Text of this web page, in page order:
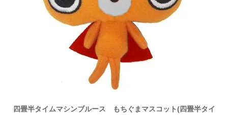
四畳半タイムマシンブルース もちぐまマスコット(四畳半タイ